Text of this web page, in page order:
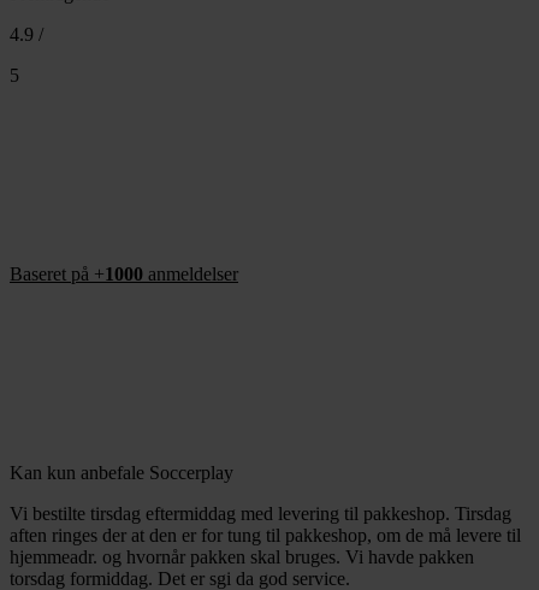
4.9 /
5
Baseret på +1000 anmeldelser
Kan kun anbefale Soccerplay
Vi bestilte tirsdag eftermiddag med levering til pakkeshop. Tirsdag
aften ringes der at den er for tung til pakkeshop, om de må levere til
hjemmeadr. og hvornår pakken skal bruges. Vi havde pakken
torsdag formiddag. Det er sgi da god service.